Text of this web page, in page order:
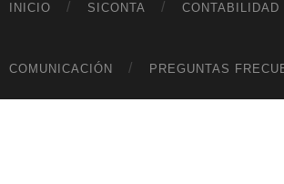
INICIO SICONTA CONTABILIDAD
COMUNICACIÓN PREGUNTAS